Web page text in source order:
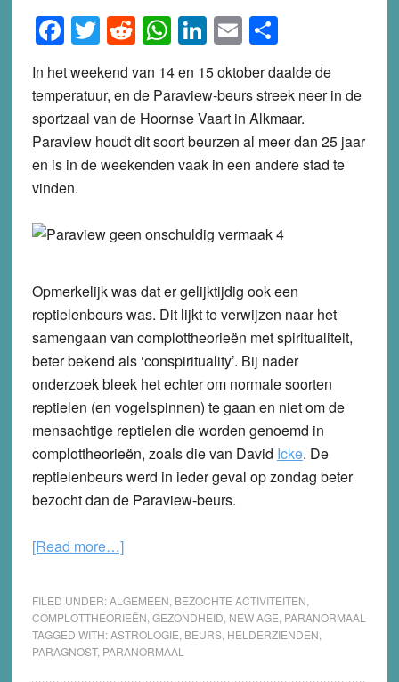
Facebook
Twitter
Reddit
WhatsApp
LinkedIn
EmailShare
In het weekend van 14 en 15 oktober daalde de
temperatuur, en de Paraview-beurs streek neer in de
sportzaal van de Hoornse Vaart in Alkmaar.
Paraview houdt dit soort beurzen al meer dan 25 jaar
en is in de weekenden vaak in een andere stad te
vinden.
Opmerkelijk was dat er gelijktijdig ook een
reptielenbeurs was. Dit lijkt te verwijzen naar het
samengaan van complottheorieën met spiritualiteit,
beter bekend als ‘conspirituality’. Bij nader
onderzoek bleek het echter om normale soorten
reptielen (en vogelspinnen) te gaan en niet om de
mensachtige reptielen die worden genoemd in
complottheorieën, zoals die van David Icke. De
reptielenbeurs werd in ieder geval op zondag beter
bezocht dan de Paraview-beurs.
[Read more…]about
onschuldig
vermaak
FILED UNDER:ALGEMEEN BEZOCHTE ACTIVITEITEN
COMPLOTTHEORIEËN GEZONDHEID NEW AGE PARANORMAAL
TAGGED WITH:ASTROLOGIE BEURS, HELDERZIENDEN
PARAGNOST, PARANORMAAL